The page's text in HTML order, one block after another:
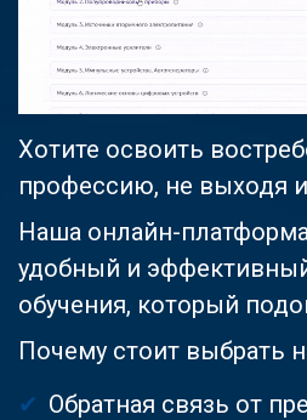
Хотите освоить
профессию, не выходя
Наша онлайн-
удобный и
обучения, который
Почему стоит выбрать
Обратная связь от